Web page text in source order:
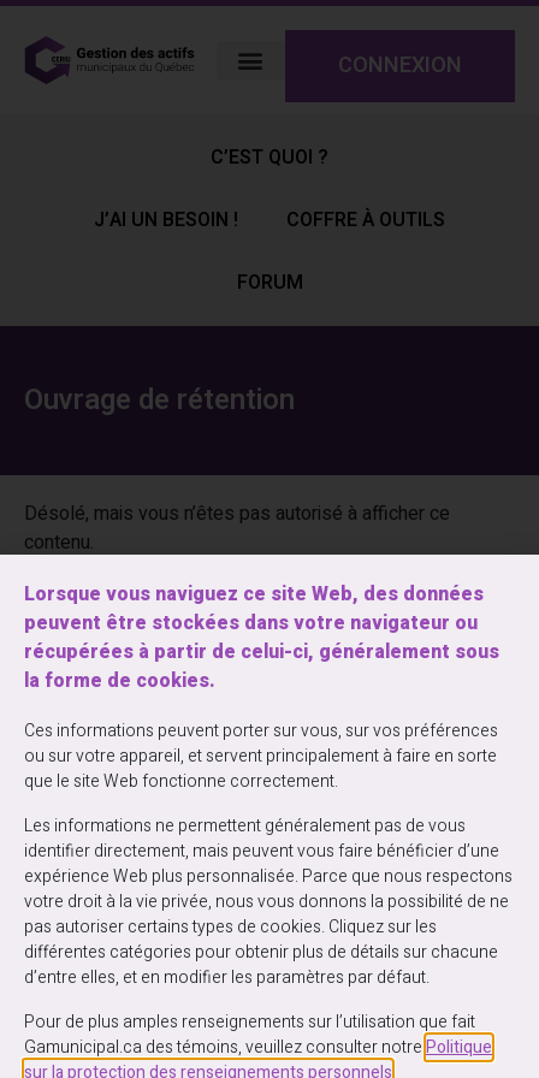
CONNEXION
C’EST QUOI ?
J’AI UN BESOIN ! COFFRE À OUTILS
FORUM
Ouvrage de rétention
Désolé, mais vous n’êtes pas autorisé à afficher ce
contenu.
Entrez votre courriel ci-dessous pour vous
Lorsque vous naviguez ce site Web, des données
peuvent être stockées dans votre navigateur ou
récupérées à partir de celui-ci, généralement sous
la forme de cookies.
Ces informations peuvent porter sur vous, sur vos préférences
ou sur votre appareil, et servent principalement à faire en sorte
que le site Web fonctionne correctement.
Les informations ne permettent généralement pas de vous
identifier directement, mais peuvent vous faire bénéficier d’une
expérience Web plus personnalisée. Parce que nous respectons
votre droit à la vie privée, nous vous donnons la possibilité de ne
pas autoriser certains types de cookies. Cliquez sur les
différentes catégories pour obtenir plus de détails sur chacune
d’entre elles, et en modifier les paramètres par défaut.
Pour de plus amples renseignements sur l’utilisation que fait
Gamunicipal.ca des témoins, veuillez consulter notrePolitique
sur la protection des renseignements personnels